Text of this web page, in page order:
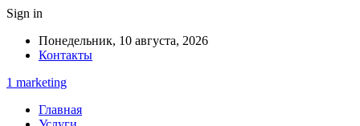
Sign in
Понедельник, 10 августа, 2026
Контакты
1 marketing
Главная